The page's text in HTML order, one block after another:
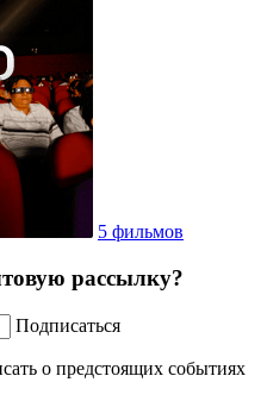
5 фильмов
рассылку?
Подписаться
о предстоящих событиях